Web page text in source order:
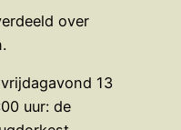
over
13
uur: de